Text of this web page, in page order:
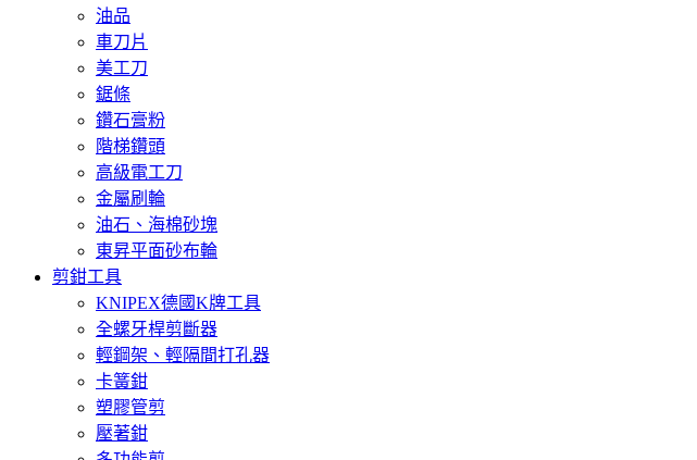
油品
車刀片
美工刀
鋸條
鑽石膏粉
階梯鑽頭
高級電工刀
金屬刷輪
油石、海棉砂塊
東昇平面砂布輪
剪鉗工具
KNIPEX德國K牌工具
全螺牙桿剪斷器
輕鋼架、輕隔間打孔器
卡簧鉗
塑膠管剪
壓著鉗